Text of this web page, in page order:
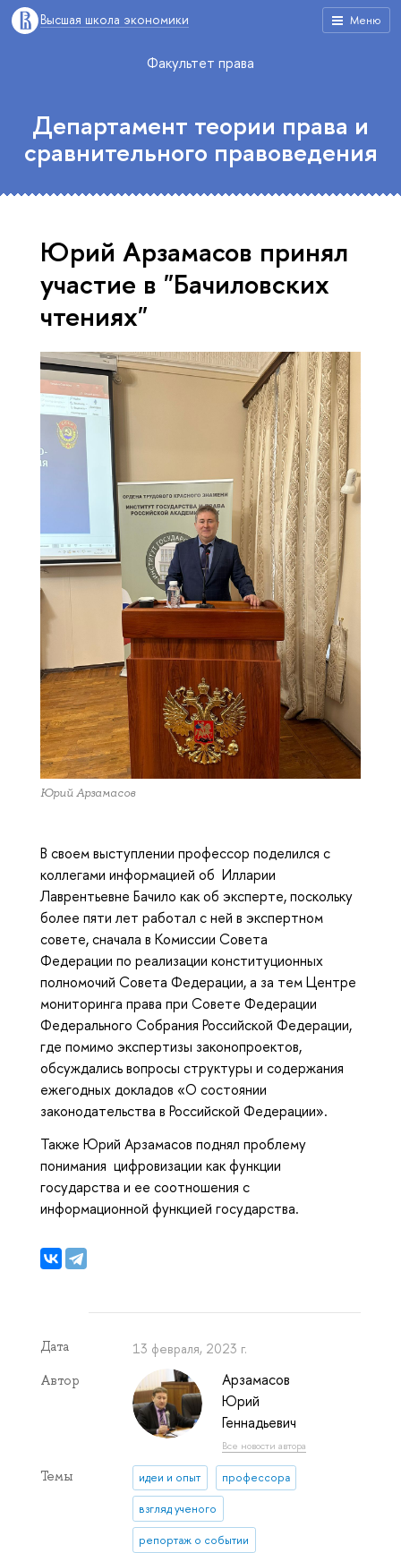
Меню
Высшая школа экономики
Факультет права
Департамент теории права и
сравнительного правоведения
Юрий Арзамасов принял
участие в "Бачиловских
чтениях"
Юрий Арзамасов
В своем выступлении профессор поделился с
коллегами информацией об Илларии
Лаврентьевне Бачило как об эксперте, поскольку
более пяти лет работал с ней в экспертном
совете, сначала в Комиссии Совета
Федерации по реализации конституционных
полномочий Совета Федерации, а за тем Центре
мониторинга права при Совете Федерации
Федерального Собрания Российской Федерации,
где помимо экспертизы законопроектов,
обсуждались вопросы структуры и содержания
ежегодных докладов «О состоянии
законодательства в Российской Федерации».
Также Юрий Арзамасов поднял проблему
понимания цифровизации как функции
государства и ее соотношения с
информационной функцией государства.
Дата 13 февраля, 2023 г.
Автор
Арзамасов
Юрий
Геннадьевич
Все новости автора
Темы идеи и опыт профессора
взгляд ученого
репортаж о событии